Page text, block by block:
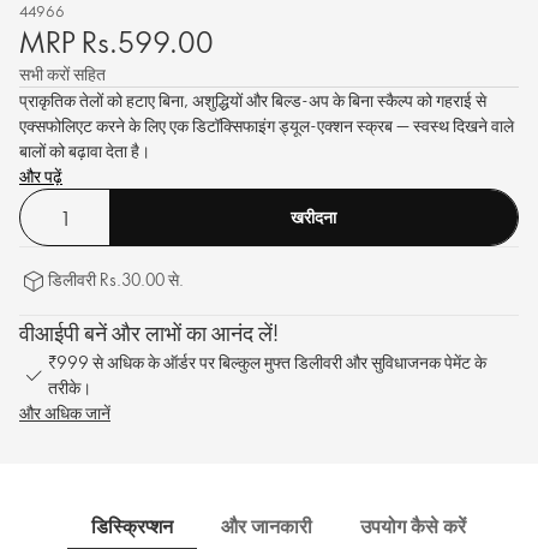
44966
MRP Rs.599.00
सभी करों सहित
प्राकृतिक तेलों को हटाए बिना, अशुद्धियों और बिल्ड-अप के बिना स्कैल्प को गहराई से
एक्सफोलिएट करने के लिए एक डिटॉक्सिफाइंग ड्यूल-एक्शन स्क्रब — स्वस्थ दिखने वाले
बालों को बढ़ावा देता है।
और पढ़ें
खरीदना
डिलीवरी Rs.30.00 से.
वीआईपी बनें और लाभों का आनंद लें!
₹999 से अधिक के ऑर्डर पर बिल्कुल मुफ्त डिलीवरी और सुविधाजनक पेमेंट के
तरीके।
और अधिक जानें
डिस्क्रिप्शन और जानकारी उपयोग कैसे करें